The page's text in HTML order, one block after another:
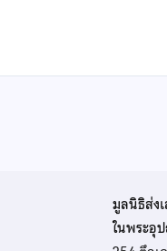
มูลนิธิส่ง
ในพระอุ